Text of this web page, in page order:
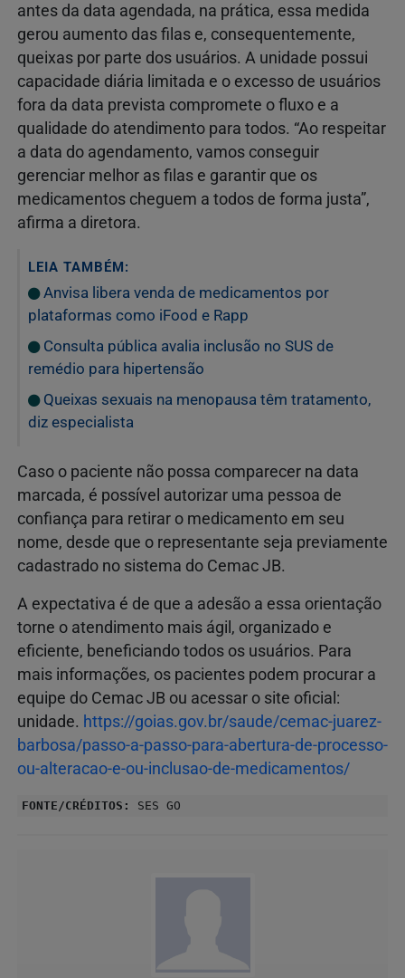
antes da data agendada, na prática, essa medida
gerou aumento das filas e, consequentemente,
queixas por parte dos usuários. A unidade possui
capacidade diária limitada e o excesso de usuários
fora da data prevista compromete o fluxo e a
qualidade do atendimento para todos. “Ao respeitar
a data do agendamento, vamos conseguir
gerenciar melhor as filas e garantir que os
medicamentos cheguem a todos de forma justa”,
afirma a diretora.
LEIA TAMBÉM:
Anvisa libera venda de medicamentos por
plataformas como iFood e Rapp
Consulta pública avalia inclusão no SUS de
remédio para hipertensão
Queixas sexuais na menopausa têm tratamento,
diz especialista
Caso o paciente não possa comparecer na data
marcada, é possível autorizar uma pessoa de
confiança para retirar o medicamento em seu
nome, desde que o representante seja previamente
cadastrado no sistema do Cemac JB.
A expectativa é de que a adesão a essa orientação
torne o atendimento mais ágil, organizado e
eficiente, beneficiando todos os usuários. Para
mais informações, os pacientes podem procurar a
equipe do Cemac JB ou acessar o site oficial:
unidade. https://goias.gov.br/saude/cemac-juarez-
barbosa/passo-a-passo-para-abertura-de-processo-
ou-alteracao-e-ou-inclusao-de-medicamentos/
FONTE/CRÉDITOS: SES GO